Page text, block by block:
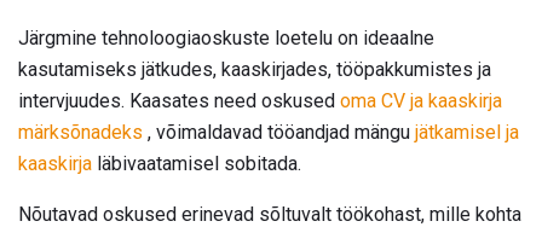
Järgmine tehnoloogiaoskuste loetelu on ideaalne
kasutamiseks jätkudes, kaaskirjades, tööpakkumistes ja
intervjuudes. Kaasates need oskused oma CV ja kaaskirja
märksõnadeks , võimaldavad tööandjad mängu jätkamisel ja
kaaskirja läbivaatamisel sobitada.
Nõutavad oskused erinevad sõltuvalt töökohast, mille kohta